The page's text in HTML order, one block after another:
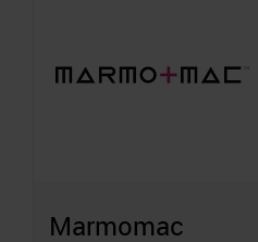
Marmomac